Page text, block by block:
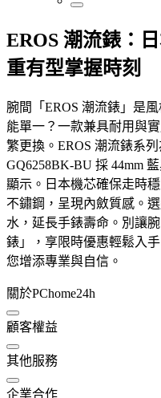
EROS 潮流錶：
重有型掌握時刻
腕間「EROS 潮流錶」是
能單一？一款兼具耐用與
繁更換。EROS 潮流錶系
GQ6258BK-BU 採 44mm
顯示。日本機芯確保走時
不鏽鋼，呈現內斂質感。
水，延長手錶壽命。別讓
錶」，享限時優惠輕鬆入
您增添專業與自信。
關於PChome24h
顧客權益
其他服務
企業合作